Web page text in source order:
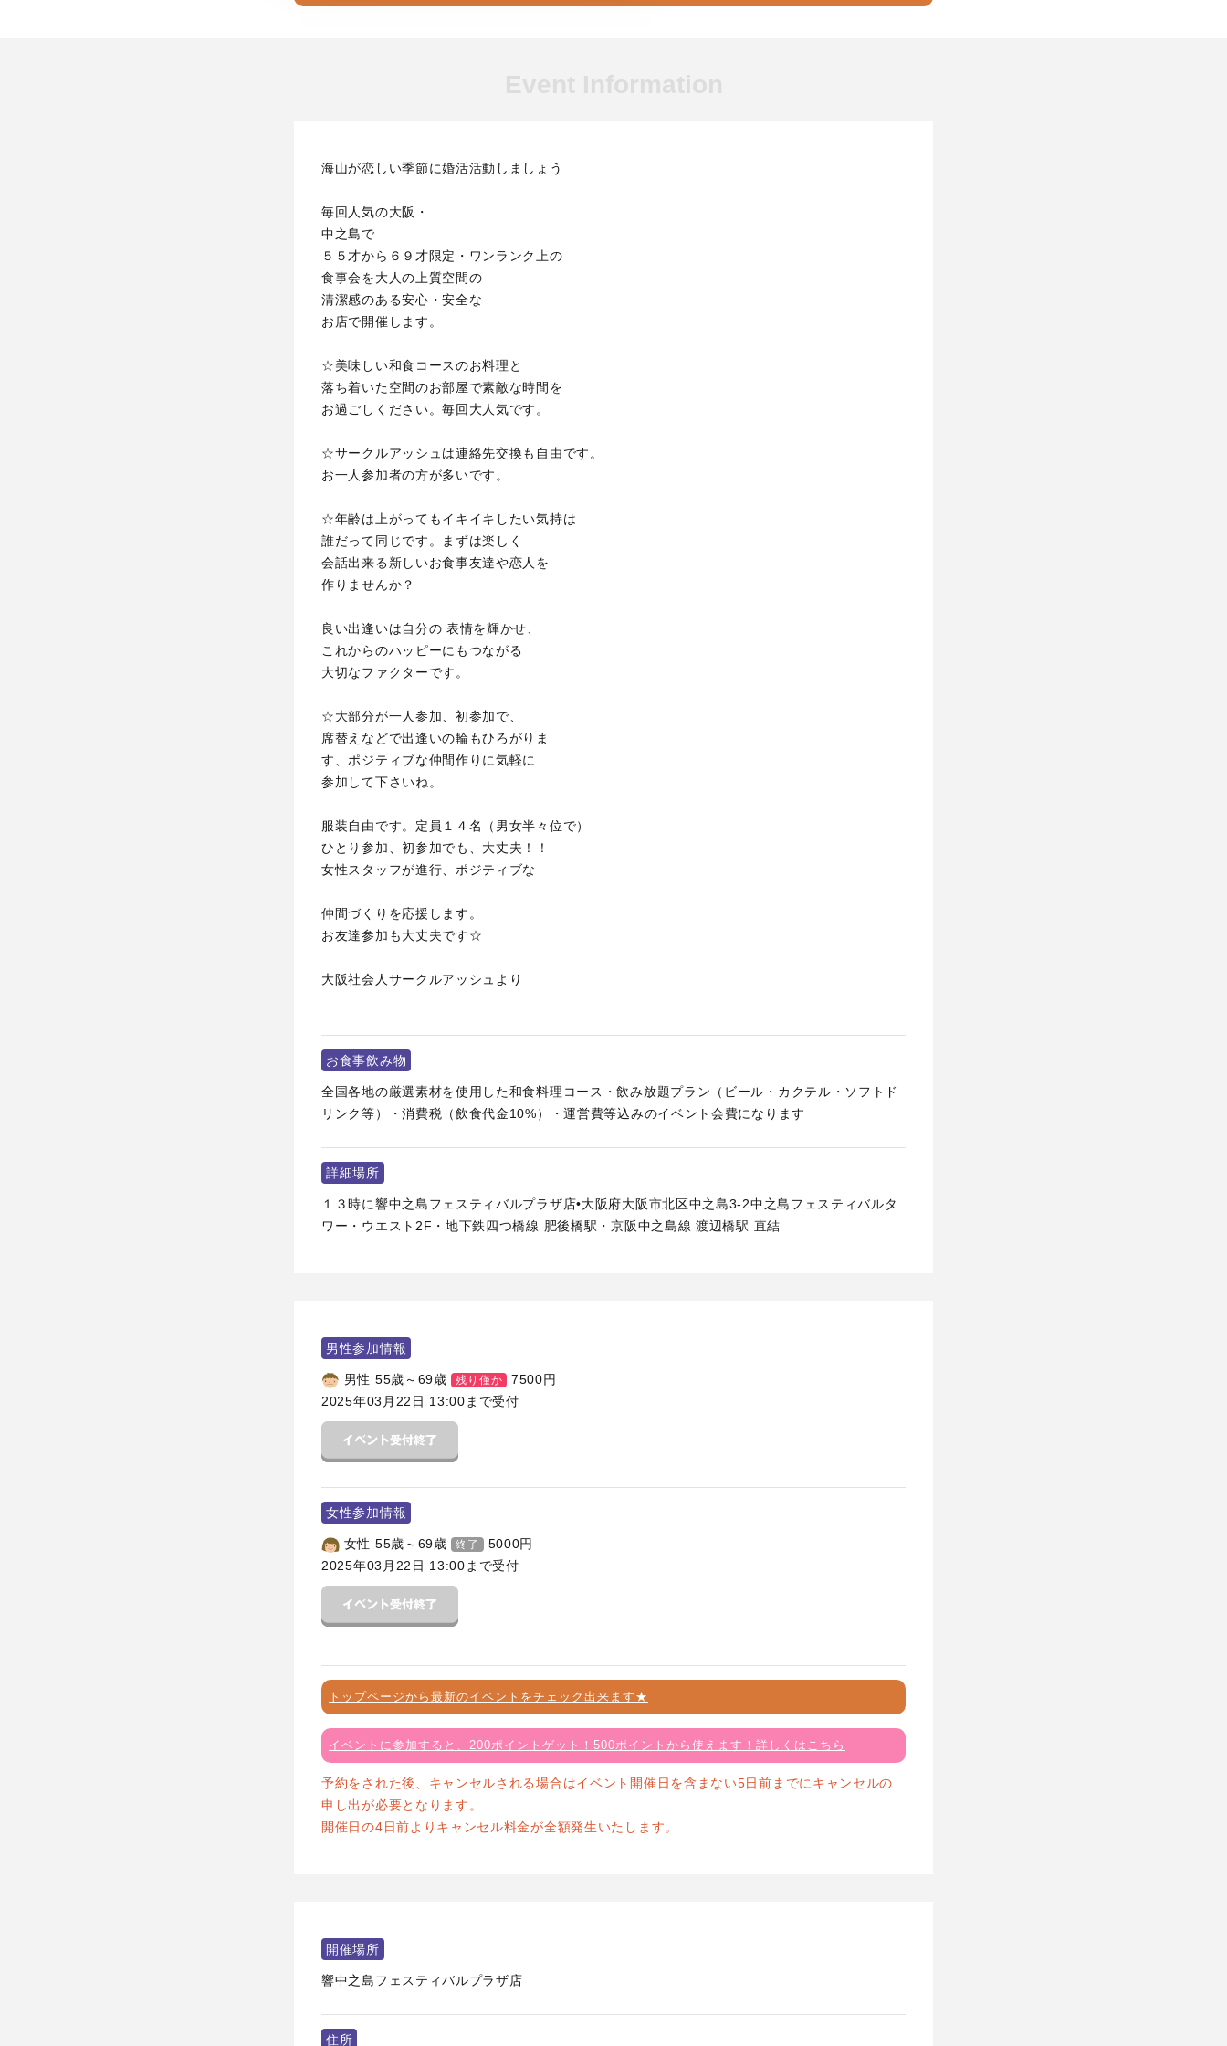
海山が恋しい季節に婚活活動しましょう
毎回人気の大阪・
中之島で
５５才から６９才限定・ワンランク上の
食事会を大人の上質空間の
清潔感のある安心・安全な
お店で開催します。
☆美味しい和食コースのお料理と
落ち着いた空間のお部屋で素敵な時間を
お過ごしください。毎回大人気です。
☆サークルアッシュは連絡先交換も自由です。
お一人参加者の方が多いです。
☆年齢は上がってもイキイキしたい気持は
誰だって同じです。まずは楽しく
会話出来る新しいお食事友達や恋人を
作りませんか？
良い出逢いは自分の 表情を輝かせ、
これからのハッピーにもつながる
大切なファクターです。
☆大部分が一人参加、初参加で、
席替えなどで出逢いの輪もひろがりま
す、ポジティブな仲間作りに気軽に
参加して下さいね。
服装自由です。定員１４名（男女半々位で）
ひとり参加、初参加でも、大丈夫！！
女性スタッフが進行、ポジティブな
仲間づくりを応援します。
お友達参加も大丈夫です☆
大阪社会人サークルアッシュより
お食事飲み物
全国各地の厳選素材を使用した和食料理コース・飲み放題プラン（ビール・カクテル・ソフトド
リンク等）・消費税（飲食代金10%）・運営費等込みのイベント会費になります
詳細場所
１３時に響中之島フェスティバルプラザ店•大阪府大阪市北区中之島3-2中之島フェスティバルタ
ワー・ウエスト2F・地下鉄四つ橋線 肥後橋駅・京阪中之島線 渡辺橋駅 直結
男性参加情報
男性 55歳～69歳 残り僅か 7500円
2025年03月22日 13:00まで受付
女性参加情報
女性 55歳～69歳 終了 5000円
2025年03月22日 13:00まで受付
トップページから最新のイベントをチェック出来ます★
イベントに参加すると、200ポイントゲット！500ポイントから使えます！詳しくはこちら
予約をされた後、キャンセルされる場合はイベント開催日を含まない5日前までにキャンセルの
申し出が必要となります。
開催日の4日前よりキャンセル料金が全額発生いたします。
開催場所
響中之島フェスティバルプラザ店
住所